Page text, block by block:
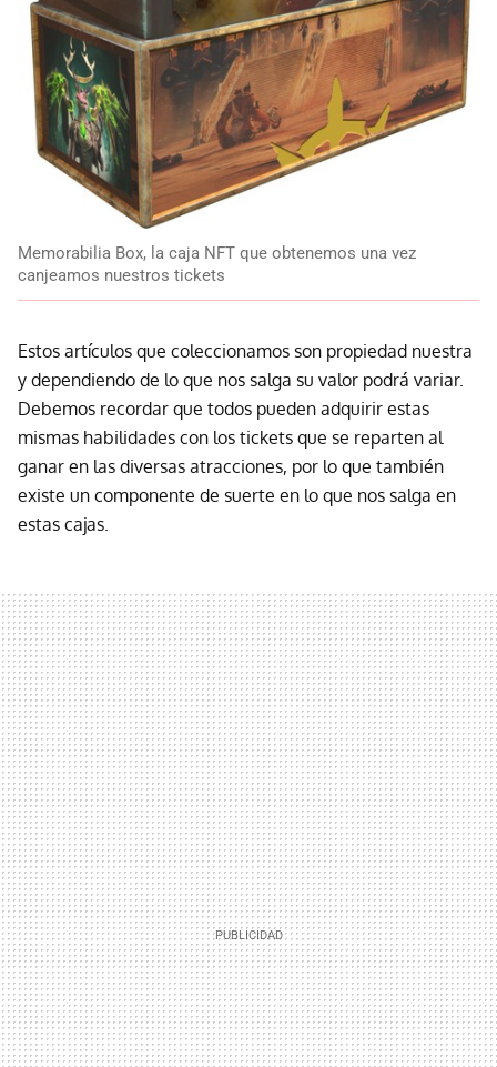
Memorabilia Box, la caja NFT que obtenemos una vez
canjeamos nuestros tickets
Estos artículos que coleccionamos son propiedad nuestra
y dependiendo de lo que nos salga su valor podrá variar.
Debemos recordar que todos pueden adquirir estas
mismas habilidades con los tickets que se reparten al
ganar en las diversas atracciones, por lo que también
existe un componente de suerte en lo que nos salga en
estas cajas.